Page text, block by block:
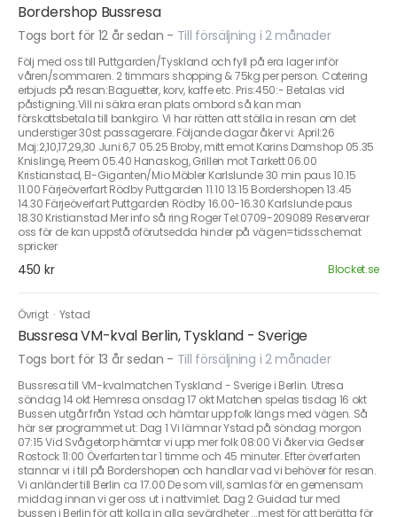
Bordershop Bussresa
Togs bort för 12 år sedan - Till försäljning i 2 månader
Följ med oss till Puttgarden/Tyskland och fyll på era lager inför
våren/sommaren. 2 timmars shopping & 75kg per person. Catering
erbjuds på resan:Baguetter, korv, kaffe etc. Pris:450:- Betalas vid
påstigning.Vill ni säkra eran plats ombord så kan man
förskottsbetala till bankgiro. Vi har rätten att ställa in resan om det
understiger 30st passagerare. Följande dagar åker vi: April:26
Maj:2,10,17,29,30 Juni:6,7 05.25 Broby, mitt emot Karins Damshop 05.35
Knislinge, Preem 05.40 Hanaskog, Grillen mot Tarkett 06.00
Kristianstad, El-Giganten/Mio Möbler Karlslunde 30 min paus 10.15
11.00 Färjeöverfart Rödby Puttgarden 11.10 13.15 Bordershopen 13.45
14.30 Färjeöverfart Puttgarden Rödby 16.00-16.30 Karlslunde paus
18.30 Kristianstad Mer info så ring Roger Tel:0709-209089 Reserverar
oss för de kan uppstå oförutsedda hinder på vägen=tidsschemat
spricker
450 kr Blocket.se
Övrigt · Ystad
Bussresa VM-kval Berlin, Tyskland - Sverige
Togs bort för 13 år sedan - Till försäljning i 2 månader
Bussresa till VM-kvalmatchen Tyskland - Sverige i Berlin. Utresa
söndag 14 okt Hemresa onsdag 17 okt Matchen spelas tisdag 16 okt
Bussen utgår från Ystad och hämtar upp folk längs med vägen. Så
här ser programmet ut: Dag 1 Vi lämnar Ystad på söndag morgon
07:15 Vid Svågetorp hämtar vi upp mer folk 08:00 Vi åker via Gedser
Rostock 11:00 Överfarten tar 1 timme och 45 minuter. Efter överfarten
stannar vi i till på Bordershopen och handlar vad vi behöver för resan.
Vi anländer till Berlin ca 17.00 De som vill, samlas för en gemensam
middag innan vi ger oss ut i nattvimlet. Dag 2 Guidad tur med
bussen i Berlin för att kolla in alla sevärdheter ...mest för att berätta för